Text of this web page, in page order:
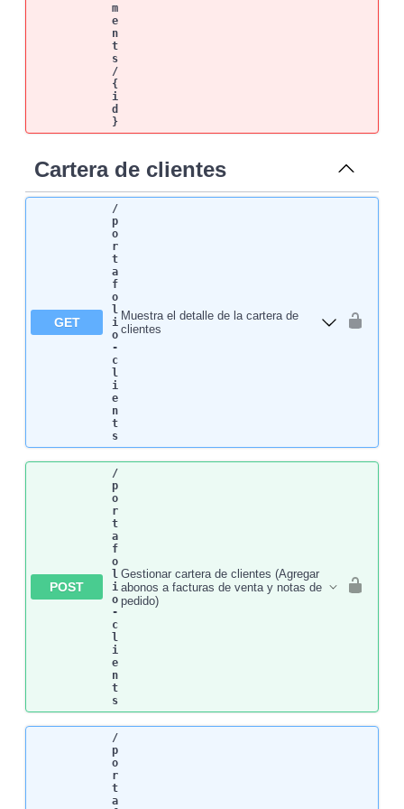
m
e
n
t
s
/
{
i
d
}
Cartera de clientes
GET
/
p
o
r
t
a
f
o
l
i
o
-
c
l
i
e
n
t
s
Muestra el detalle de la cartera de
clientes
POST
/
p
o
r
t
a
f
o
l
i
o
-
c
l
i
e
n
t
s
Gestionar cartera de clientes (Agregar
abonos a facturas de venta y notas de
pedido)
/
p
o
r
t
a